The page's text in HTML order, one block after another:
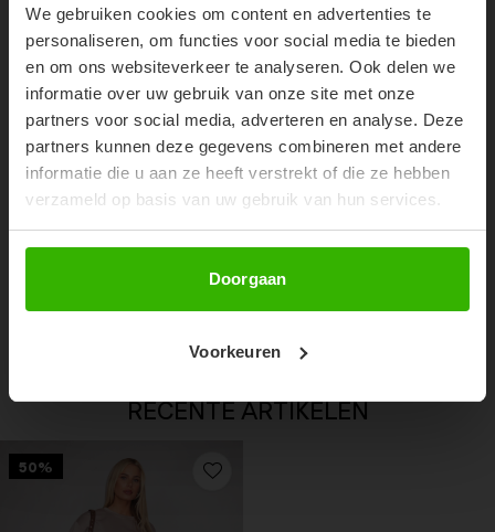
We gebruiken cookies om content en advertenties te
personaliseren, om functies voor social media te bieden
en om ons websiteverkeer te analyseren. Ook delen we
informatie over uw gebruik van onze site met onze
partners voor social media, adverteren en analyse. Deze
partners kunnen deze gegevens combineren met andere
informatie die u aan ze heeft verstrekt of die ze hebben
verzameld op basis van uw gebruik van hun services.
Doorgaan
Voorkeuren
Don't miss out on our trendy new drops or exclusive
RECENTE ARTIKELEN
50%